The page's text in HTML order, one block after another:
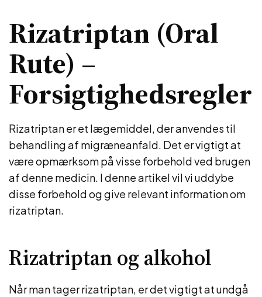
Rizatriptan (Oral
Rute) –
Forsigtighedsregler
Rizatriptan er et lægemiddel, der anvendes til
behandling af migræneanfald. Det er vigtigt at
være opmærksom på visse forbehold ved brugen
af denne medicin. I denne artikel vil vi uddybe
disse forbehold og give relevant information om
rizatriptan.
Rizatriptan og alkohol
Når man tager rizatriptan, er det vigtigt at undgå